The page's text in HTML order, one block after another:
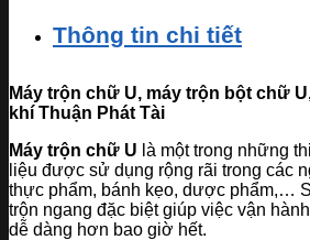
Thông tin chi tiết
Máy trộn chữ U, máy trộn bột chữ
khí Thuận Phát Tài
Máy trộn chữ U là một trong những
liệu được sử dụng rộng rãi trong các
thực phẩm, bánh kẹo, dược phẩm,…
trộn ngang đặc biệt giúp việc vận
dễ dàng hơn bao giờ hết.